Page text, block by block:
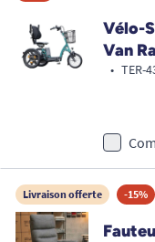
Vélo-
Van
• TER-
Livraison offerte -15%